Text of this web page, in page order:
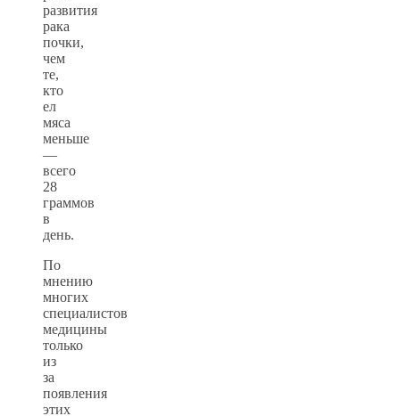
развития
рака
почки,
чем
те,
кто
ел
мяса
меньше
—
всего
28
граммов
в
день.
По
мнению
многих
специалистов
медицины
только
из
за
появления
этих